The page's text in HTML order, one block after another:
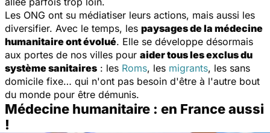
Les ONG ont su médiatiser leurs actions, mais aussi les
diversifier. Avec le temps, les paysages de la médecine
humanitaire ont évolué. Elle se développe désormais
aux portes de nos villes pour aider tous les exclus du
système sanitaires : les Roms, les migrants, les sans
domicile fixe… qui n'ont pas besoin d'être à l'autre bout
du monde pour être démunis.
Médecine humanitaire : en France aussi
!